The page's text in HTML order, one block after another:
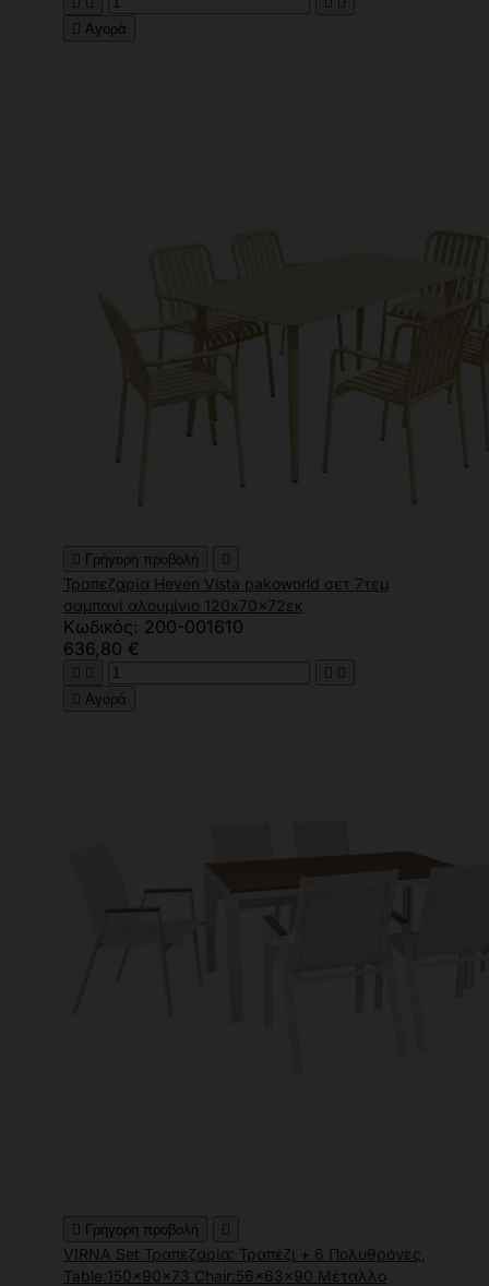
 Αγορά
 Γρήγορη προβολή 
Τραπεζαρία Heven Vista pakoworld σετ 7τεμ
σαμπανί αλουμίνιο 120x70x72εκ
Κωδικός: 200-001610
636,80 €
   
 Αγορά
 Γρήγορη προβολή 
VIRNA Set Τραπεζαρία: Τραπέζι + 6 Πολυθρόνες,
Table:150x90x73 Chair:56x63x90 Μέταλλο